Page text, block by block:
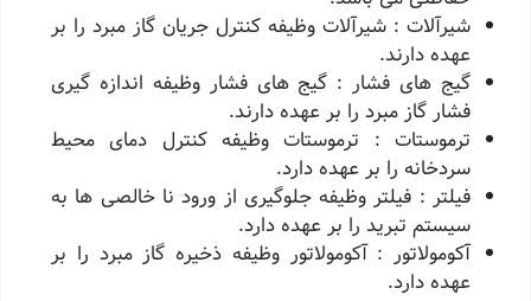
شیرآلات : شیرآلات وظیفه کنترل جریان گاز مبرد را بر
عهده دارند.
گیج ‌های فشار : گیج‌ های فشار وظیفه اندازه‌ گیری
فشار گاز مبرد را بر عهده دارند.
ترموستات : ترموستات وظیفه کنترل دمای محیط
سردخانه را بر عهده دارد.
فیلتر : فیلتر وظیفه جلوگیری از ورود نا خالصی‌ ها به
سیستم تبرید را بر عهده دارد.
آکومولاتور : آکومولاتور وظیفه ذخیره گاز مبرد را بر
عهده دارد.